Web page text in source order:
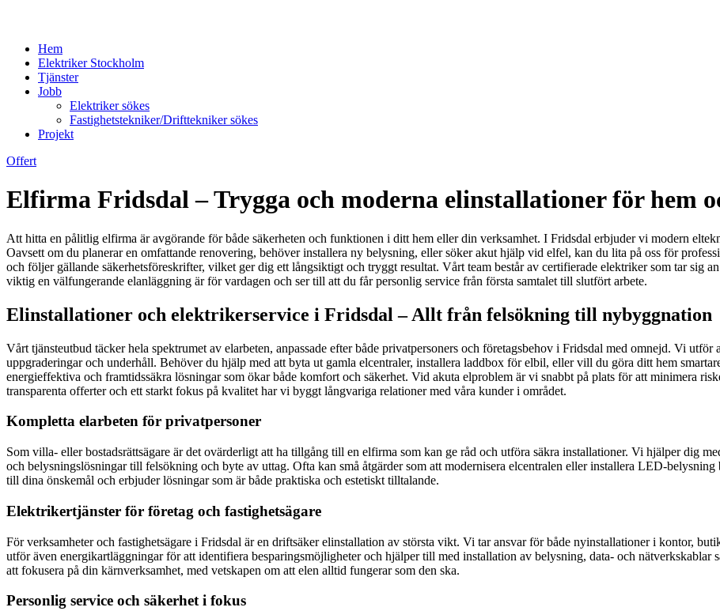
Hem
Elektriker Stockholm
Tjänster
Jobb
Elektriker sökes
Fastighetstekniker/Drifttekniker sökes
Projekt
Offert
Elfirma Fridsdal – Trygga och moderna elinstallationer för hem
Att hitta en pålitlig elfirma är avgörande för både säkerheten och funktionen i ditt hem eller din verksamhet. I Fridsdal erbjuder vi modern
Oavsett om du planerar en omfattande renovering, behöver installera ny belysning, eller söker akut hjälp vid elfel, kan du lita på oss för
och följer gällande säkerhetsföreskrifter, vilket ger dig ett långsiktigt och tryggt resultat. Vårt team består av certifierade elektriker som tar sig
viktig en välfungerande elanläggning är för vardagen och ser till att du får personlig service från första samtalet till slutfört arbete.
Elinstallationer och elektrikerservice i Fridsdal – Allt från felsökning till nybyggnation
Vårt tjänsteutbud täcker hela spektrumet av elarbeten, anpassade efter både privatpersoners och företagsbehov i Fridsdal med omnejd. Vi
uppgraderingar och underhåll. Behöver du hjälp med att byta ut gamla elcentraler, installera laddbox för elbil, eller vill du göra ditt hem
energieffektiva och framtidssäkra lösningar som ökar både komfort och säkerhet. Vid akuta elproblem är vi snabbt på plats för att minimera
transparenta offerter och ett starkt fokus på kvalitet har vi byggt långvariga relationer med våra kunder i området.
Kompletta elarbeten för privatpersoner
Som villa- eller bostadsrättsägare är det ovärderligt att ha tillgång till en elfirma som kan ge råd och utföra säkra installationer. Vi hjälper dig
och belysningslösningar till felsökning och byte av uttag. Ofta kan små åtgärder som att modernisera elcentralen eller installera LED-
till dina önskemål och erbjuder lösningar som är både praktiska och estetiskt tilltalande.
Elektrikertjänster för företag och fastighetsägare
För verksamheter och fastighetsägare i Fridsdal är en driftsäker elinstallation av största vikt. Vi tar ansvar för både nyinstallationer i kontor,
utför även energikartläggningar för att identifiera besparingsmöjligheter och hjälper till med installation av belysning, data- och
att fokusera på din kärnverksamhet, med vetskapen om att elen alltid fungerar som den ska.
Personlig service och säkerhet i fokus